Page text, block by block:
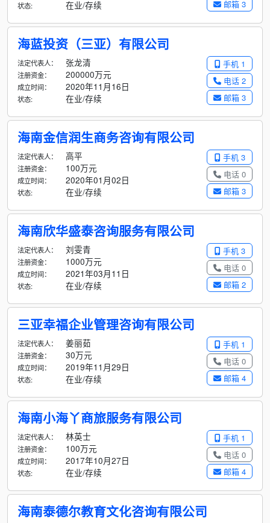
邮箱 3
状态: 在业/存续
海蓝投资（三亚）有限公司
手机 1
电话 2
邮箱 3
法定代表人： 张龙清
注册资金： 200000万元
成立时间： 2020年11月16日
状态: 在业/存续
海南金信润生商务咨询有限公司
手机 3
电话 0
邮箱 3
法定代表人： 高平
注册资金： 100万元
成立时间： 2020年01月02日
状态: 在业/存续
海南欣华盛泰咨询服务有限公司
手机 3
电话 0
邮箱 2
法定代表人： 刘雯青
注册资金： 1000万元
成立时间： 2021年03月11日
状态: 在业/存续
三亚幸福企业管理咨询有限公司
手机 1
电话 0
邮箱 4
法定代表人： 姜丽茹
注册资金： 30万元
成立时间： 2019年11月29日
状态: 在业/存续
海南小海丫商旅服务有限公司
手机 1
电话 0
邮箱 4
法定代表人： 林英士
注册资金： 100万元
成立时间： 2017年10月27日
状态: 在业/存续
海南泰德尔教育文化咨询有限公司